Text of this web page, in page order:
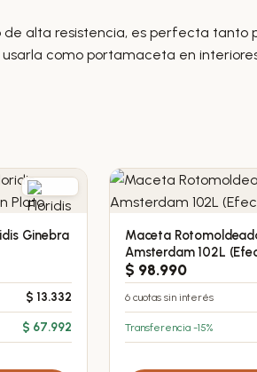
alta resistencia, es perfecta
como portamaceta en
Ginebra
$ 13.332
$ 67.992
Maceta
Amsterdam 102L
$ 98.990
6 cuotas sin interés
Transferencia -15%
Este
producto
tiene
múltiples
variantes.
Las